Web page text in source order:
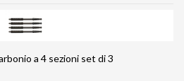
a 4 sezioni set di 3